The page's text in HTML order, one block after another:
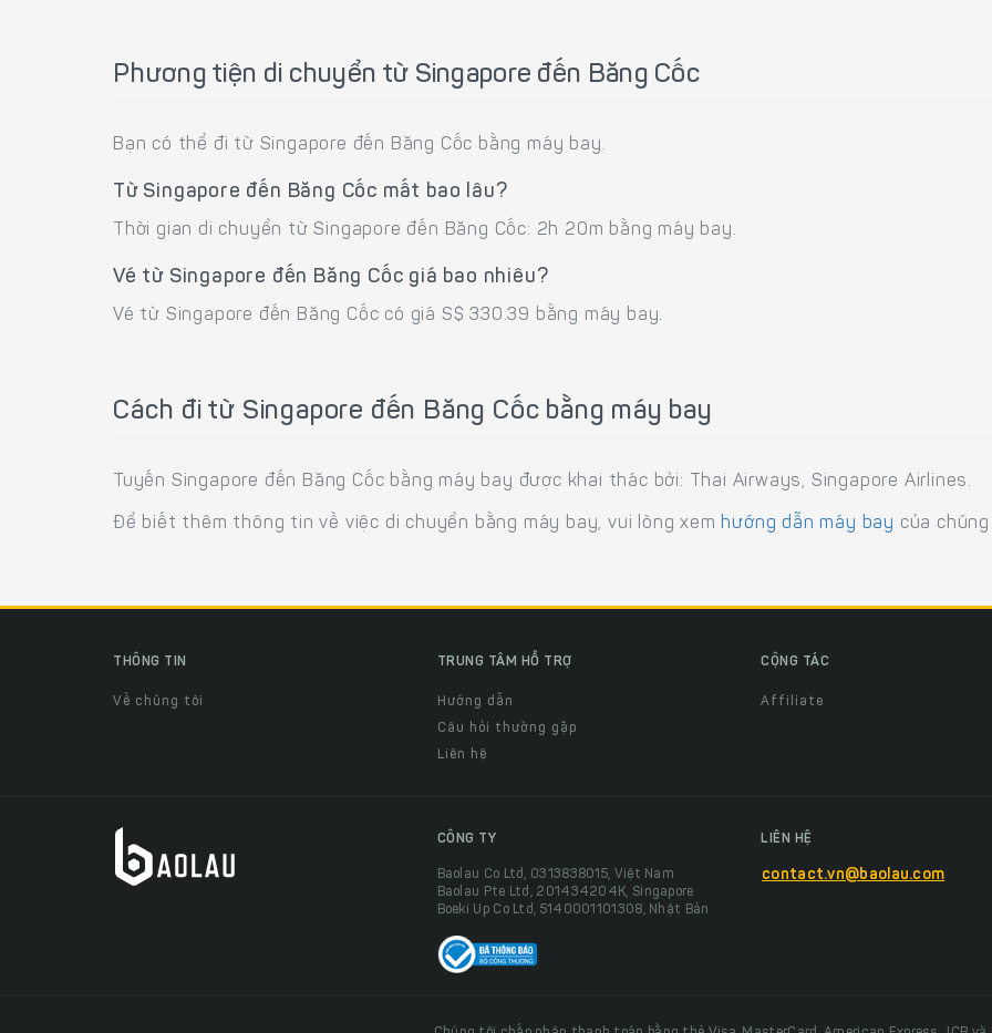
Phương tiện di chuyển từ Singapore đến Băng Cốc
Bạn có thể đi từ Singapore đến Băng Cốc bằng máy bay.
Từ Singapore đến Băng Cốc mất bao lâu?
Thời gian di chuyển từ Singapore đến Băng Cốc: 2h 20m bằng máy bay.
Vé từ Singapore đến Băng Cốc giá bao nhiêu?
Vé từ Singapore đến Băng Cốc có giá S$ 330.39 bằng máy bay.
Cách đi từ Singapore đến Băng Cốc bằng máy bay
Tuyến Singapore đến Băng Cốc bằng máy bay được khai thác bởi: Thai Airways, Singapore Airlines.
Để biết thêm thông tin về việc di chuyển bằng máy bay, vui lòng xem hướng dẫn máy bay của
THÔNG TIN
Về chúng tôi
TRUNG TÂM HỖ TRỢ
Hướng dẫn
Câu hỏi thường gặp
Liên hệ
CỘNG TÁC
Affiliate
CÔNG TY
Baolau Co Ltd, 0313838015, Việt Nam
Baolau Pte Ltd, 201434204K, Singapore
Boeki Up Co Ltd, 5140001101308, Nhật Bản
LIÊN HỆ
contact.vn@baolau.com